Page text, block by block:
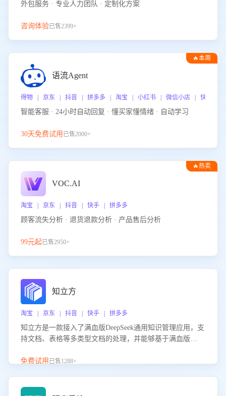
外包服务 · 专业人力团队 · 定制化方案
咨询体验已售2399+
🔥本周
语流Agent
得物 | 京东 | 抖音 | 拼多多 | 淘宝 | 小红书 | 微信小店 | 快手 |
智能客服 · 24小时自动回复 · 懂买家懂情绪 · 自动学习
30天免费试用 已售2000+
🔥热卖
VOC.AI
淘宝 | 京东 | 抖音 | 快手 | 拼多多
顾客流失分析 · 退货退款分析 · 产品售后分析
99元起已售2950+
知立方
淘宝 | 京东 | 抖音 | 快手 | 拼多多
知立方是一款接入了满血版DeepSeek通用知识管理应用，支
持文档、表格等多类型文档的处理，并能够基于满血版
识支持，帮助用户高效管理和利用知识资源。通过该产品，
免费试用 已售1288+